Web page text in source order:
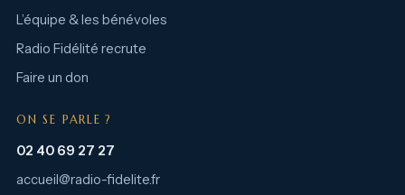
L’équipe & les bénévoles
Radio Fidélité recrute
Faire un don
ON SE PARLE ?
02 40 69 27 27
accueil@radio-fidelite.fr